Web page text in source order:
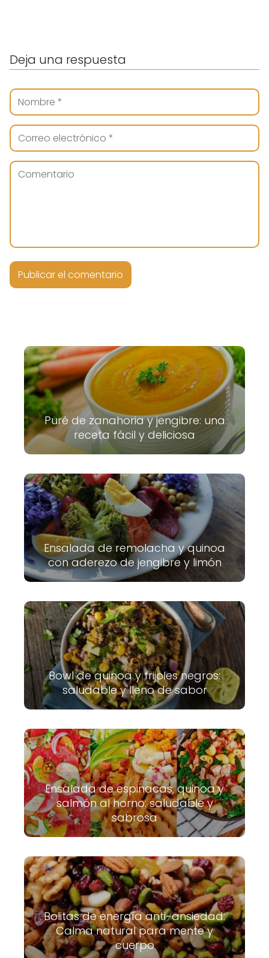
Deja una respuesta
Puré de zanahoria y jengibre: una
receta fácil y deliciosa
Ensalada de remolacha y quinoa
con aderezo de jengibre y limón
Bowl de quinoa y frijoles negros:
saludable y lleno de sabor
Ensalada de espinacas, quinoa y
salmón al horno: saludable y
sabrosa
Bolitas de energía anti-ansiedad:
Calma natural para mente y
cuerpo